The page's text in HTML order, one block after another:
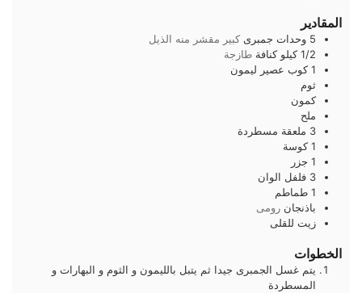
المقادير
5 وحدات جمبرى كبير مقشر منه الذيل
1/2 كيلوكنافة طازجة
1 كوب عصير ليمون
ثوم
كمون
ملح
3 ملعقة مسطردة
1 كوسة
1 جزر
3 فلفل الوان
1 طماطم
باذنجان رومى
زيت للقلى
الخطوات
يتم غسل الجمبرى جيدا ثم يتبل بالليمون و الثوم و البهارات و
المسطردة